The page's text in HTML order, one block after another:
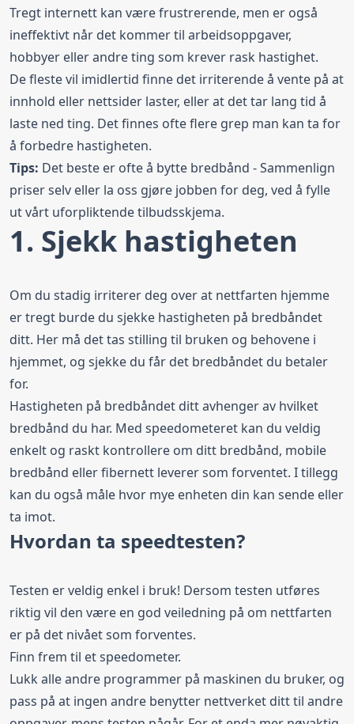
Tregt internett kan være frustrerende, men er også
ineffektivt når det kommer til arbeidsoppgaver,
hobbyer eller andre ting som krever rask hastighet.
De fleste vil imidlertid finne det irriterende å vente på at
innhold eller nettsider laster, eller at det tar lang tid å
laste ned ting. Det finnes ofte flere grep man kan ta for
å forbedre hastigheten.
Tips: Det beste er ofte å bytte bredbånd - Sammenlign
priser selv eller la oss gjøre jobben for deg, ved å fylle
ut vårt uforpliktende tilbudsskjema.
1. Sjekk hastigheten
Om du stadig irriterer deg over at nettfarten hjemme
er tregt burde du sjekke hastigheten på bredbåndet
ditt. Her må det tas stilling til bruken og behovene i
hjemmet, og sjekke du får det bredbåndet du betaler
for.
Hastigheten på bredbåndet ditt avhenger av hvilket
bredbånd du har. Med speedometeret kan du veldig
enkelt og raskt kontrollere om ditt bredbånd, mobile
bredbånd eller fibernett leverer som forventet. I tillegg
kan du også måle hvor mye enheten din kan sende eller
ta imot.
Hvordan ta speedtesten?
Testen er veldig enkel i bruk! Dersom testen utføres
riktig vil den være en god veiledning på om nettfarten
er på det nivået som forventes.
Finn frem til etspeedometer.
Lukk alle andre programmer på maskinen du bruker, og
pass på at ingen andre benytter nettverket ditt til andre